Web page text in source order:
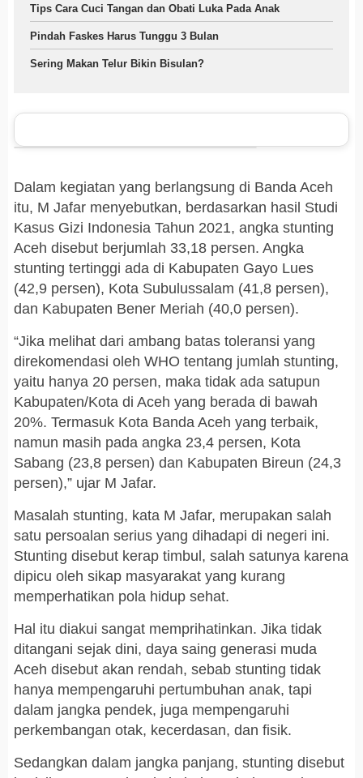
Tips Cara Cuci Tangan dan Obati Luka Pada Anak
Pindah Faskes Harus Tunggu 3 Bulan
Sering Makan Telur Bikin Bisulan?
Dalam kegiatan yang berlangsung di Banda Aceh
itu, M Jafar menyebutkan, berdasarkan hasil Studi
Kasus Gizi Indonesia Tahun 2021, angka stunting
Aceh disebut berjumlah 33,18 persen. Angka
stunting tertinggi ada di Kabupaten Gayo Lues
(42,9 persen), Kota Subulussalam (41,8 persen),
dan Kabupaten Bener Meriah (40,0 persen).
“Jika melihat dari ambang batas toleransi yang
direkomendasi oleh WHO tentang jumlah stunting,
yaitu hanya 20 persen, maka tidak ada satupun
Kabupaten/Kota di Aceh yang berada di bawah
20%. Termasuk Kota Banda Aceh yang terbaik,
namun masih pada angka 23,4 persen, Kota
Sabang (23,8 persen) dan Kabupaten Bireun (24,3
persen),” ujar M Jafar.
Masalah stunting, kata M Jafar, merupakan salah
satu persoalan serius yang dihadapi di negeri ini.
Stunting disebut kerap timbul, salah satunya karena
dipicu oleh sikap masyarakat yang kurang
memperhatikan pola hidup sehat.
Hal itu diakui sangat memprihatinkan. Jika tidak
ditangani sejak dini, daya saing generasi muda
Aceh disebut akan rendah, sebab stunting tidak
hanya mempengaruhi pertumbuhan anak, tapi
dalam jangka pendek, juga mempengaruhi
perkembangan otak, kecerdasan, dan fisik.
Sedangkan dalam jangka panjang, stunting disebut